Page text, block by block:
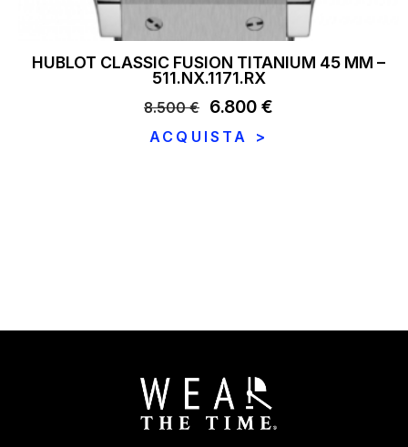
HUBLOT CLASSIC FUSION TITANIUM 45 MM –
511.NX.1171.RX
8.500€
Il
prezzo
6.800 €
ACQUISTA >